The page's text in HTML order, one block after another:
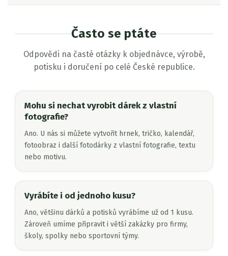
Často se ptáte
Odpovědi na časté otázky k objednávce, výrobě,
potisku i doručení po celé České republice.
Mohu si nechat vyrobit dárek z vlastní
fotografie?
Ano. U nás si můžete vytvořit hrnek, tričko, kalendář,
fotoobraz i další fotodárky z vlastní fotografie, textu
nebo motivu.
Vyrábíte i od jednoho kusu?
Ano, většinu dárků a potisků vyrábíme už od 1 kusu.
Zároveň umíme připravit i větší zakázky pro firmy,
školy, spolky nebo sportovní týmy.